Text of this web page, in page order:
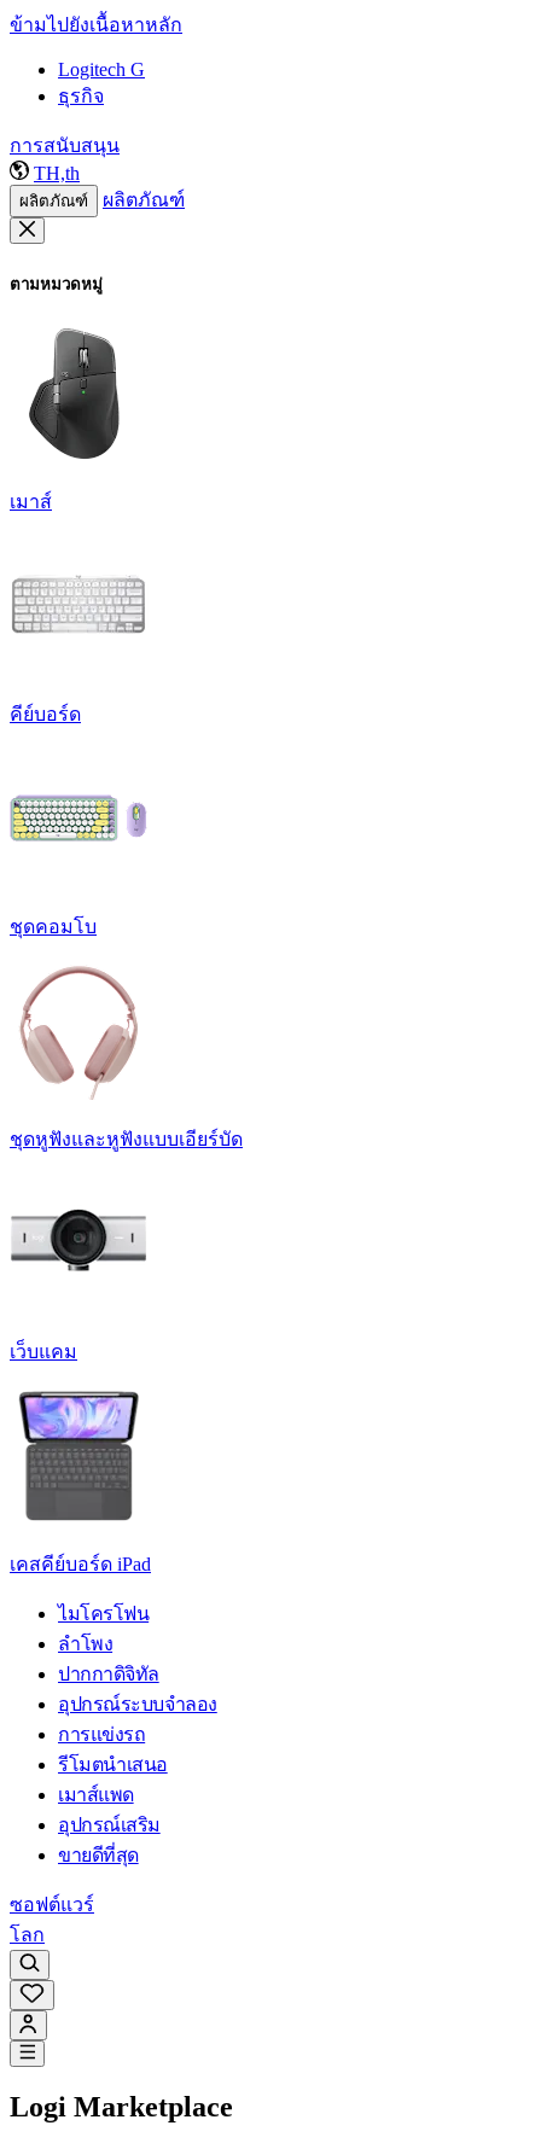
ข้ามไปยังเนื้อหาหลัก
Logitech G
ธุรกิจ
การสนับสนุน
TH,th
ผลิตภัณฑ์ ผลิตภัณฑ์
ตามหมวดหมู่
เมาส์
คีย์บอร์ด
ชุดคอมโบ
ชุดหูฟังและหูฟังแบบเอียร์บัด
เว็บแคม
เคสคีย์บอร์ด iPad
ไมโครโฟน
ลำโพง
ปากกาดิจิทัล
อุปกรณ์ระบบจำลอง
การแข่งรถ
รีโมตนำเสนอ
เมาส์แพด
อุปกรณ์เสริม
ขายดีที่สุด
ซอฟต์แวร์
โลก
Logi Marketplace